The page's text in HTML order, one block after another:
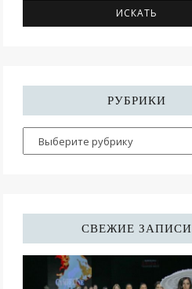
РУБРИКИ
СВЕЖИЕ ЗАПИСИ